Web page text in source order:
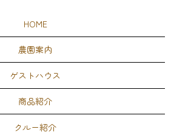
HOME
農園案内
ゲストハウス
商品紹介
クルー紹介